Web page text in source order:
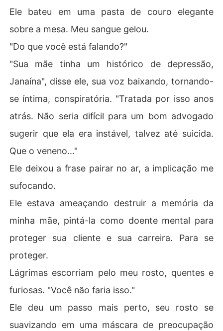
Ele bateu em uma pasta de couro elegante
sobre a mesa. Meu sangue gelou.
"Do que você está falando?"
"Sua mãe tinha um histórico de depressão,
Janaína", disse ele, sua voz baixando, tornando-
se íntima, conspiratória. "Tratada por isso anos
atrás. Não seria difícil para um bom advogado
sugerir que ela era instável, talvez até suicida.
Que o veneno..."
Ele deixou a frase pairar no ar, a implicação me
sufocando.
Ele estava ameaçando destruir a memória da
minha mãe, pintá-la como doente mental para
proteger sua cliente e sua carreira. Para se
proteger.
Lágrimas escorriam pelo meu rosto, quentes e
furiosas. "Você não faria isso."
Ele deu um passo mais perto, seu rosto se
suavizando em uma máscara de preocupação